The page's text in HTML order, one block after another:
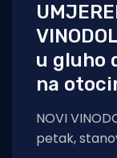
u gluho
na
NOVI
petak,